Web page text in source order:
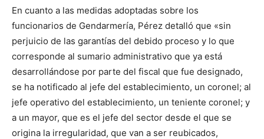
En cuanto a las medidas adoptadas sobre los
funcionarios de Gendarmería, Pérez detalló que «sin
perjuicio de las garantías del debido proceso y lo que
corresponde al sumario administrativo que ya está
desarrollándose por parte del fiscal que fue designado,
se ha notificado al jefe del establecimiento, un coronel; al
jefe operativo del establecimiento, un teniente coronel; y
a un mayor, que es el jefe del sector desde el que se
origina la irregularidad, que van a ser reubicados,